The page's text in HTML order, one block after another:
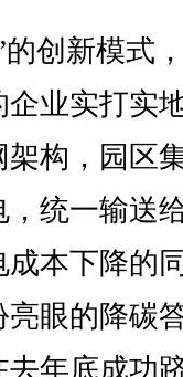
创新模式
企业实打实
构，园区
，统一输送
本下降的
眼的降碳
年底成功